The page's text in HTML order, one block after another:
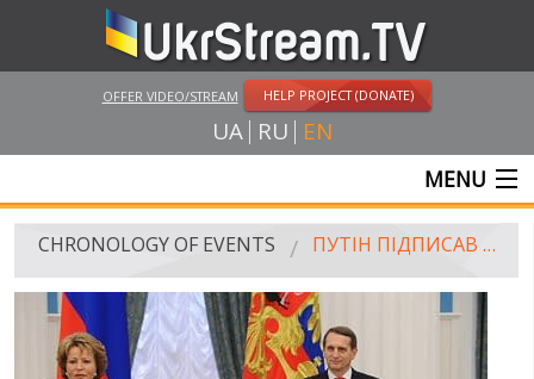
OFFER VIDEO/STREAM HELP PROJECT (DONATE)
UA RU EN
MENU
MAIN
VIDEOS
RUSSIA-UKRAINE WAR
CHRONOLOGY OF EVENTS ПУТІН ПІДПИСАВ АНЕКСІЮ КРИМУ